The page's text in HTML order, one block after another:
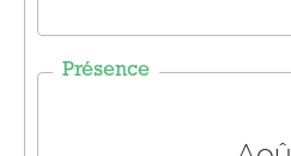
Présence